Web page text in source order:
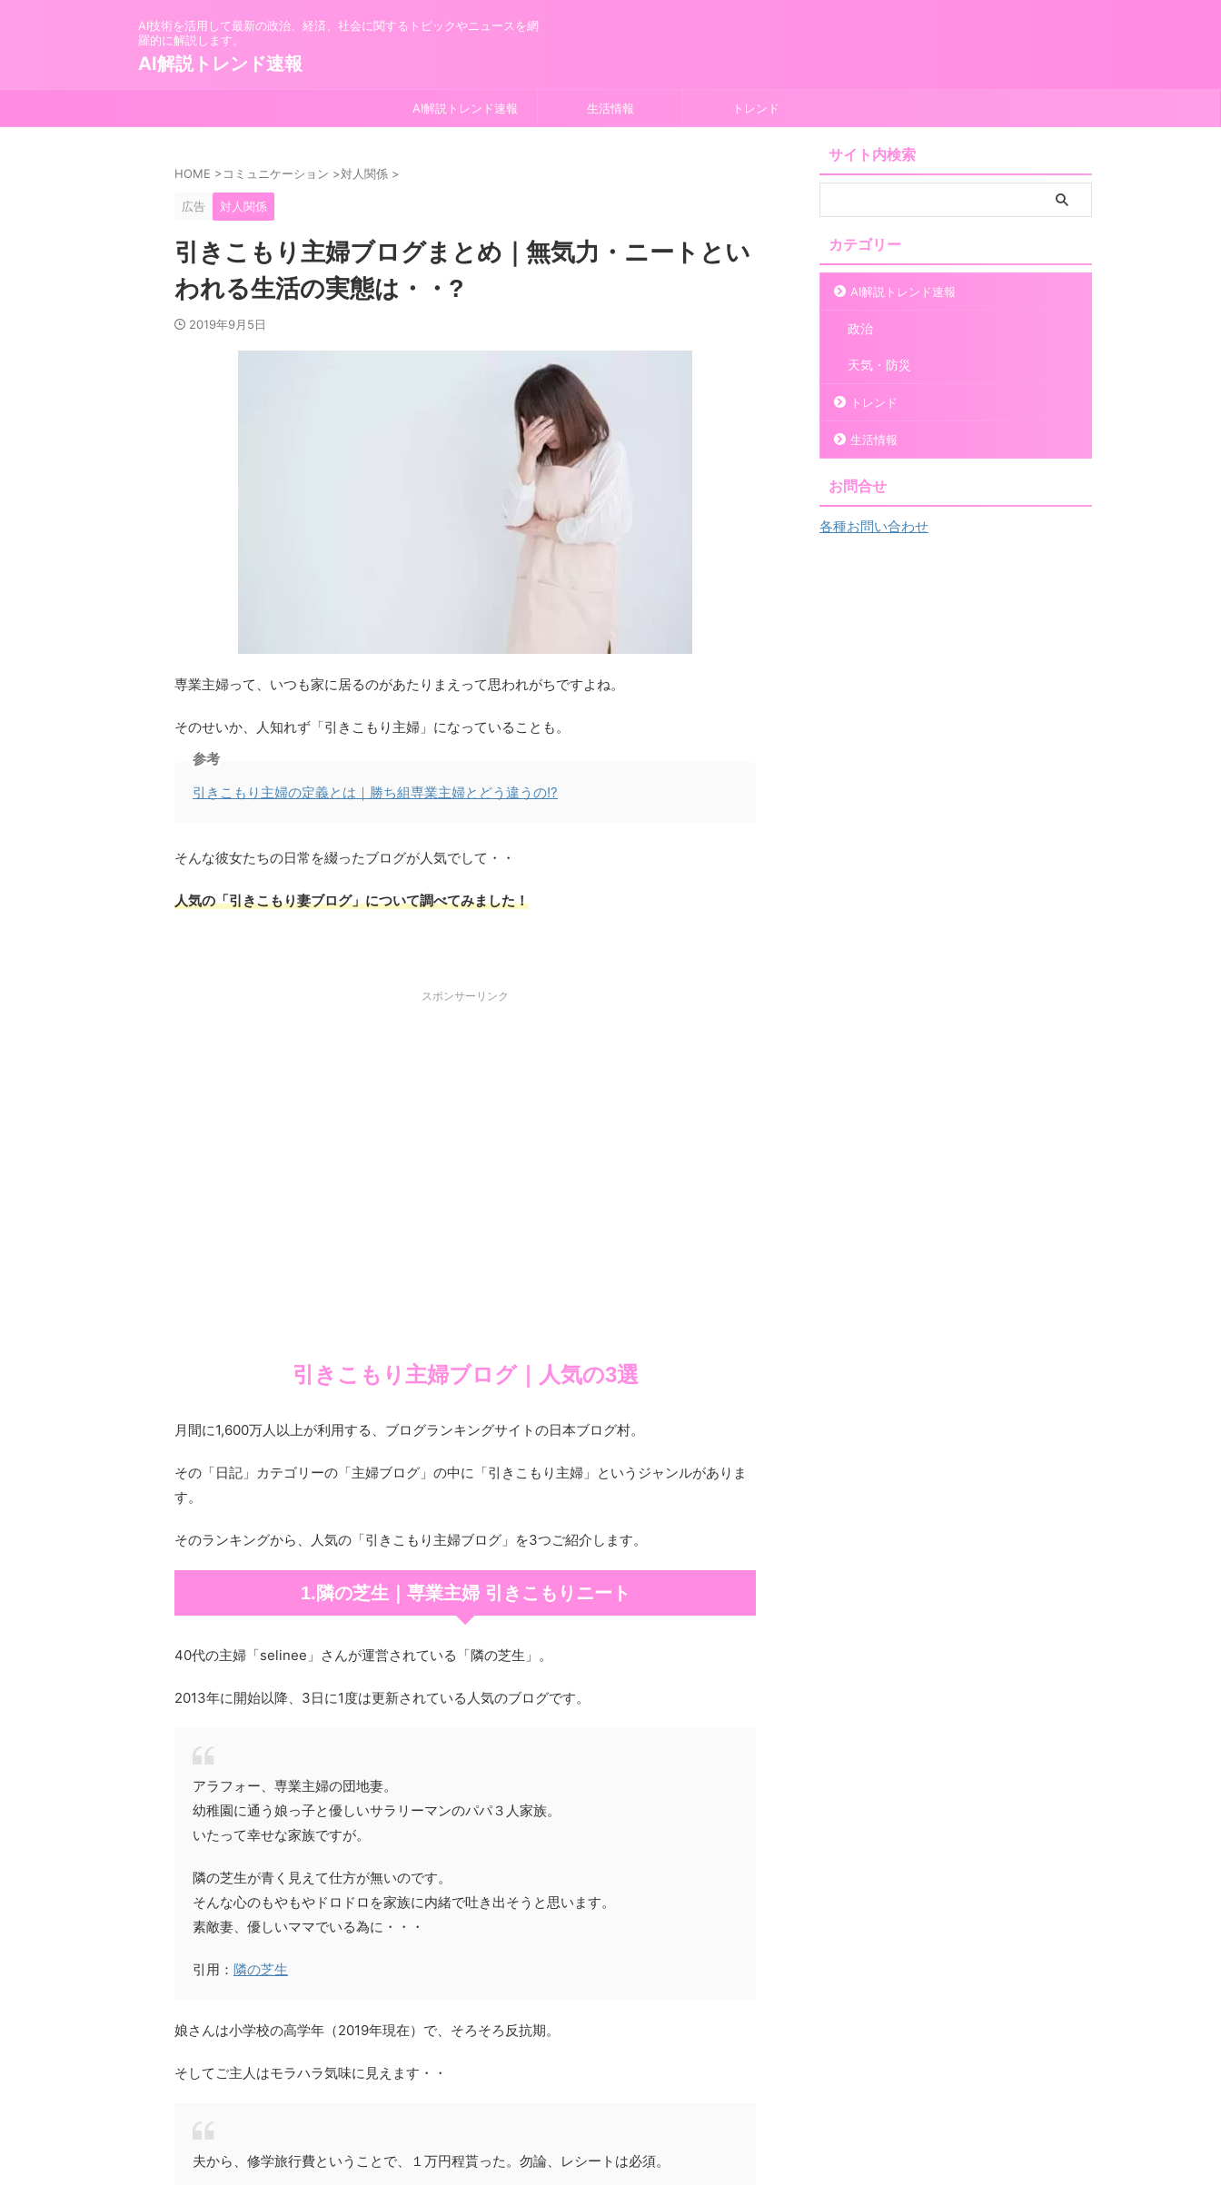
AI技術を活用して最新の政治、経済、社会に関するトピックやニュースを網
羅的に解説します。
AI解説トレンド速報
AI解説トレンド速報 生活情報 トレンド
HOME >コミュニケーション >対人関係 >
広告 対人関係
引きこもり主婦ブログまとめ｜無気力・ニートとい
われる生活の実態は・・?
2019年9月5日
専業主婦って、いつも家に居るのがあたりまえって思われがちですよね。
そのせいか、人知れず「引きこもり主婦」になっていることも。
参考
引きこもり主婦の定義とは｜勝ち組専業主婦とどう違うの!?
そんな彼女たちの日常を綴ったブログが人気でして・・
人気の「引きこもり妻ブログ」について調べてみました！
スポンサーリンク
引きこもり主婦ブログ｜人気の3選
月間に1,600万人以上が利用する、ブログランキングサイトの日本ブログ村。
その「日記」カテゴリーの「主婦ブログ」の中に「引きこもり主婦」というジャンルがありま
す。
そのランキングから、人気の「引きこもり主婦ブログ」を3つご紹介します。
1.隣の芝生｜専業主婦 引きこもりニート
40代の主婦「selinee」さんが運営されている「隣の芝生」。
2013年に開始以降、3日に1度は更新されている人気のブログです。
アラフォー、専業主婦の団地妻。
幼稚園に通う娘っ子と優しいサラリーマンのパパ３人家族。
いたって幸せな家族ですが。
隣の芝生が青く見えて仕方が無いのです。
そんな心のもやもやドロドロを家族に内緒で吐き出そうと思います。
素敵妻、優しいママでいる為に・・・
引用： 隣の芝生
娘さんは小学校の高学年（2019年現在）で、そろそろ反抗期。
そしてご主人はモラハラ気味に見えます・・
夫から、修学旅行費ということで、１万円程貰った。勿論、レシートは必須。
サイト内検索
カテゴリー
AI解説トレンド速報
政治
天気・防災
トレンド
生活情報
お問合せ
各種お問い合わせ